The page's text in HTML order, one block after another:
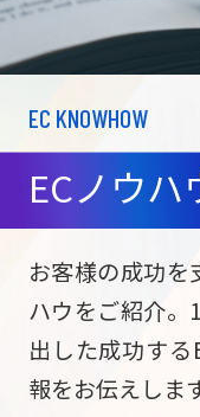
サ
EC KNOWHOW
ECノウハ
お客様の成功を
ハウをご紹介。
出した成功す
報をお伝えします